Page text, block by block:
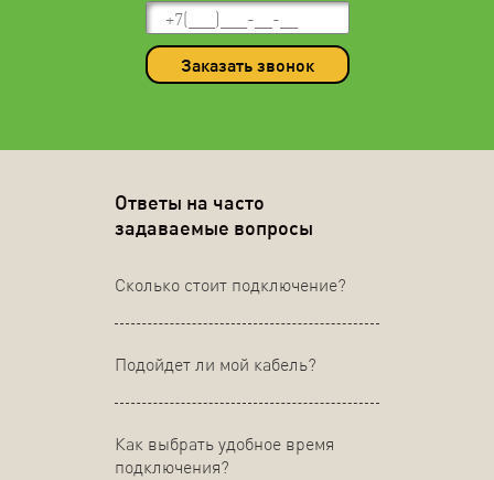
Заказать звонок
Ответы на часто
задаваемые вопросы
Сколько стоит подключение?
Подойдет ли мой кабель?
Как выбрать удобное время
подключения?